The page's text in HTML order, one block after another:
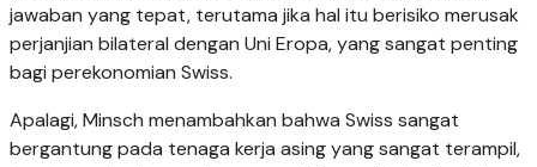
jawaban yang tepat, terutama jika hal itu berisiko merusak
perjanjian bilateral dengan Uni Eropa, yang sangat penting
bagi perekonomian Swiss.
Apalagi, Minsch menambahkan bahwa Swiss sangat
bergantung pada tenaga kerja asing yang sangat terampil,